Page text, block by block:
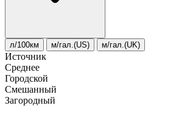
л/100км м/гал.(US) м/гал.(UK)
Источник
Среднее
Городской
Смешанный
Загородный